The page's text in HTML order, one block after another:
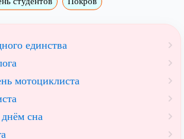
единства
мотоциклиста
сна